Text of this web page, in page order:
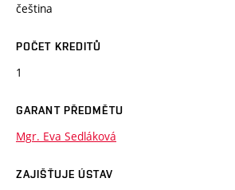
čeština
POČET KREDITŮ
1
GARANT PŘEDMĚTU
Mgr. Eva Sedláková
ZAJIŠŤUJE ÚSTAV